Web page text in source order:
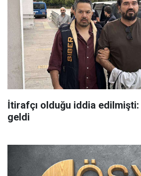
İtirafçı olduğu iddia edilmişti:
geldi